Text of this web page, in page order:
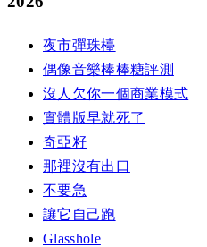
夜市彈珠檯
偶像音樂棒棒糖評測
沒人欠你一個商業模式
實體版早就死了
奇亞籽
那裡沒有出口
不要急
讓它自己跑
Glasshole